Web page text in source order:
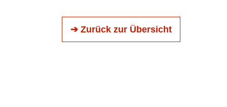
➔ Zurück zur Übersicht